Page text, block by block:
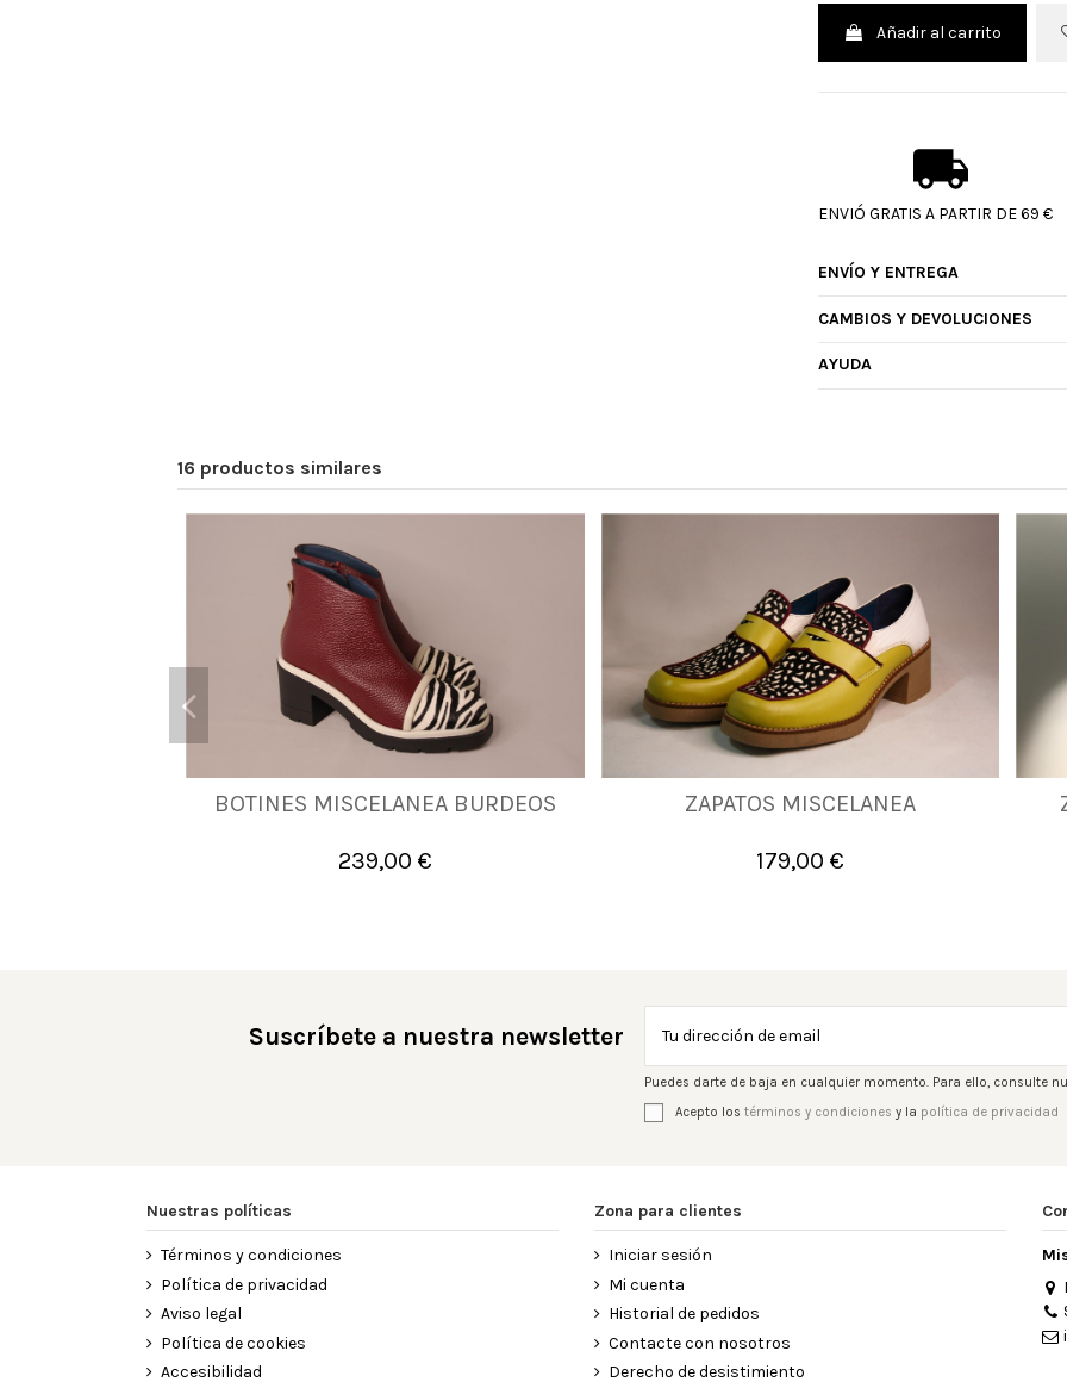
Añadir al carrito
ENVIÓ GRATIS A PARTIR DE 69 €
ENVÍO Y ENTREGA
CAMBIOS Y DEVOLUCIONES
AYUDA
16 productos similares
BOTINES MISCELANEA BURDEOS
239,00 €
36 39 40 41
Añadir al carrito
ZAPATOS MISCELANEA
179,00 €
35 36 37 38 39 41
Añadir al carrito
Suscríbete a nuestra newsletter
Puedes darte de baja en cualquier momento. Para ello, consulte
Acepto los términos y condiciones y la política de privacidad
Nuestras políticas
Términos y condiciones
Política de privacidad
Aviso legal
Política de cookies
Accesibilidad
Zona para clientes
Iniciar sesión
Mi cuenta
Historial de pedidos
Contacte con nosotros
Derecho de desistimiento